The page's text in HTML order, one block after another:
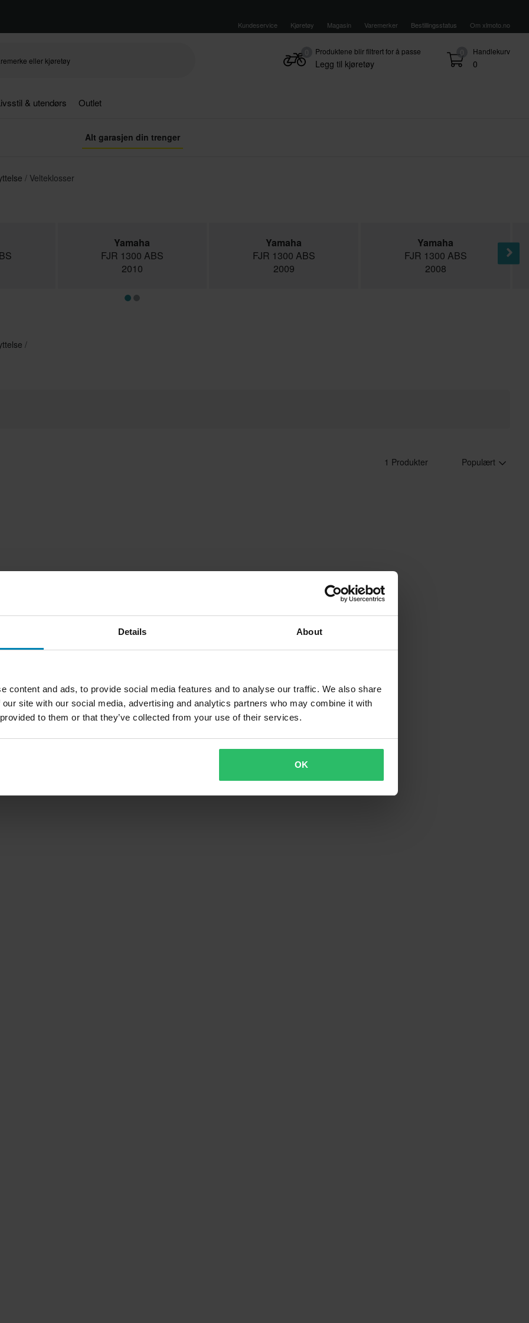
Details About
content and ads, to provide social media features and to analyse our traffic. We also share
site with our social media, advertising and analytics partners who may combine it with
to them or that they’ve collected from your use of their services.
OK
Kundeservice Kjøretøy Magasin Varemerker Bestillingsstatus Om xlmoto.no
0 Handlekurv
0
Produktene blir filtrert for å passe
Legg til kjøretøy
& utendørs Outlet
Alt garasjen din trenger
Velteklosser
Yamaha
FJR 1300 ABS
2010
Yamaha
FJR 1300 ABS
2009
Yamaha
FJR 1300 ABS
2008
1 Produkter Populært